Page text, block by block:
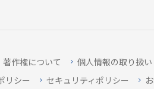
著作権について 個人情報の取り扱
リシー セキュリティポリシー